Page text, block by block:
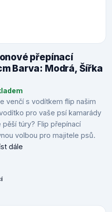
přepínací
Barva: Modrá, Šířka
venčí s vodítkem flip našim
pro vaše psí kamarády
túry? Flip přepínací
volbou pro majitele psů.
dále